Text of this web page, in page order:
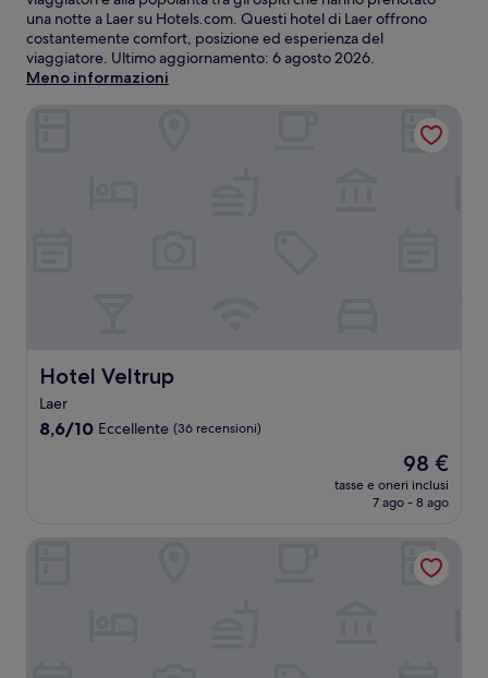
una notte a Laer su Hotels.com. Questi hotel di Laer offrono
costantemente comfort, posizione ed esperienza del
viaggiatore. Ultimo aggiornamento: 6 agosto 2026.
Meno informazioni
Hotel Veltrup
Hotel Veltrup
Laer
8.6
8,6/10 Eccellente (36 recensioni)
Il
prezzo
attuale
98 €
98 €
tasse e oneri inclusi
7 ago - 8 ago